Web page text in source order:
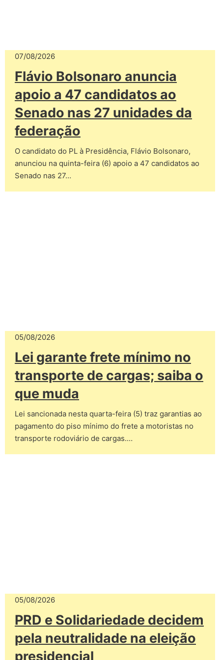
07/08/2026
Flávio Bolsonaro anuncia
apoio a 47 candidatos ao
Senado nas 27 unidades da
federação
O candidato do PL à Presidência, Flávio Bolsonaro,
anunciou na quinta-feira (6) apoio a 47 candidatos ao
Senado nas 27…
05/08/2026
Lei garante frete mínimo no
transporte de cargas; saiba o
que muda
Lei sancionada nesta quarta-feira (5) traz garantias ao
pagamento do piso mínimo do frete a motoristas no
transporte rodoviário de cargas.…
05/08/2026
PRD e Solidariedade decidem
pela neutralidade na eleição
presidencial